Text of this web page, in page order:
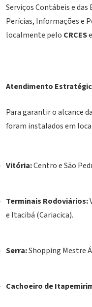
Serviços Contábeis e
Perícias, Informações e
localmente pelo CRCES
Atendimento
Para garantir o alcance
foram instalados em
Vitória:Centro e São
Terminais Rodoviários:
e Itacibá (Cariacica).
Serra:Shopping Mestre
Cachoeiro de